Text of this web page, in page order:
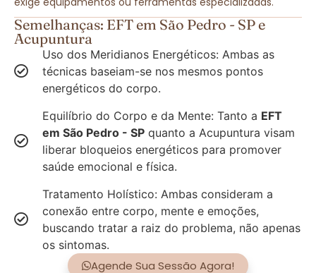
Semelhanças: EFT em São Pedro - SP e
Acupuntura
Uso dos Meridianos Energéticos: Ambas as
técnicas baseiam-se nos mesmos pontos
energéticos do corpo.
Equilíbrio do Corpo e da Mente: Tanto a EFT
em São Pedro - SP quanto a Acupuntura visam
liberar bloqueios energéticos para promover
saúde emocional e física.
Tratamento Holístico: Ambas consideram a
conexão entre corpo, mente e emoções,
buscando tratar a raiz do problema, não apenas
os sintomas.
Agende Sua Sessão Agora!